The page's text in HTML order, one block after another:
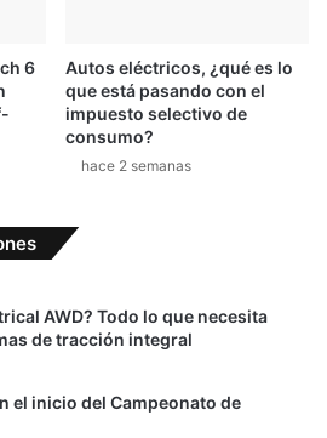
6
Autos eléctricos, ¿qué es lo
que está pasando con el
impuesto selectivo de
consumo?
hace 2 semanas
AWD? Todo lo que necesita
de tracción integral
el inicio del Campeonato de